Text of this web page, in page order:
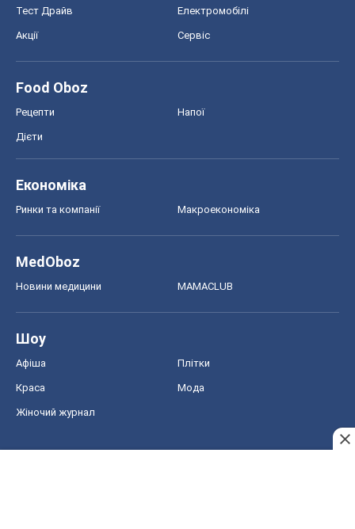
Тест Драйв Електромобілі
Акції Сервіс
Food Oboz
Рецепти Напої
Дієти
Економіка
Ринки та компанії Макроекономіка
MedOboz
Новини медицини MAMACLUB
Шоу
Афіша Плітки
Краса Мода
Жіночий журнал